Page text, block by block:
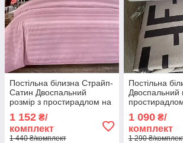
Постільна білизна Страйп-
Сатин Двоспальний
розмір з простирадлом на
1 152 ₴/
комплект
1 440 ₴/комплект
Постільна
Двоспальний
білизна з
двоспальний
1 090₴/
комплект
1 290 ₴/